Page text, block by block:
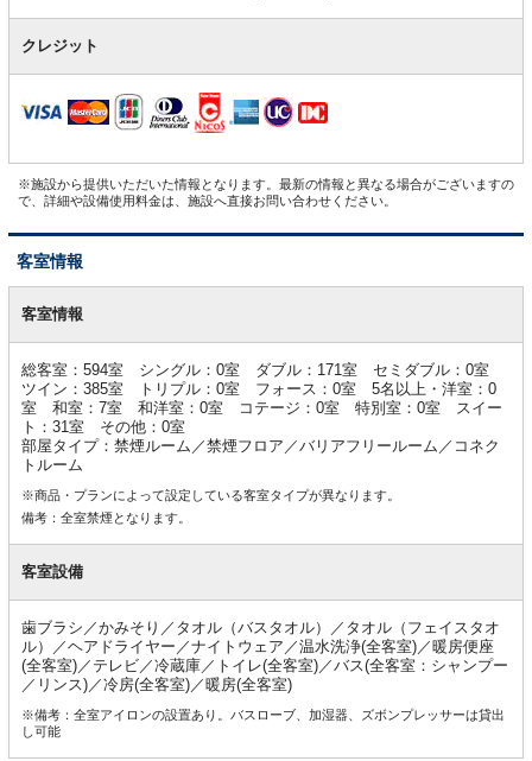
クレジット
※施設から提供いただいた情報となります。最新の情報と異なる場合がございますの
で、詳細や設備使用料金は、施設へ直接お問い合わせください。
客室情報
室客室情報
総客室：594室 シングル：0室 ダブル：171室 セミダブル：0室
ツイン：385室 トリプル：0室 フォース：0室 5名以上・洋室：0
室 和室：7室 和洋室：0室 コテージ：0室 特別室：0室 スイー
ト：31室 その他：0室
部屋タイプ：禁煙ルーム／禁煙フロア／バリアフリールーム／コネク
トルーム
※商品・プランによって設定している客室タイプが異なります。
備考：全室禁煙となります。
客室設備
歯ブラシ／かみそり／タオル（バスタオル）／タオル（フェイスタオ
ル）／ヘアドライヤー／ナイトウェア／温水洗浄(全客室)／暖房便座
(全客室)／テレビ／冷蔵庫／トイレ(全客室)／バス(全客室：シャンプー
／リンス)／冷房(全客室)／暖房(全客室)
※備考：全室アイロンの設置あり。バスローブ、加湿器、ズボンプレッサーは貸出
し可能